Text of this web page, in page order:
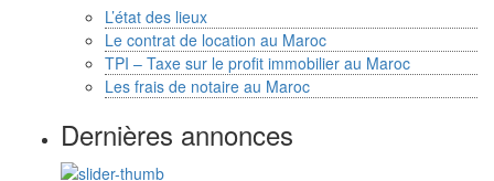
L’état des lieux
Le contrat de location au Maroc
TPI – Taxe sur le profit immobilier au Maroc
Les frais de notaire au Maroc
Dernières annonces